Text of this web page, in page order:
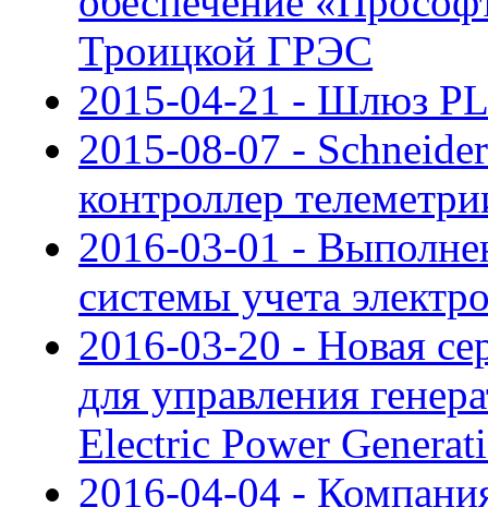
Троицкой ГРЭС
2015-04-21 - Шлюз
2015-08-07 -
контроллер
2016-03-01 -
системы учета
2016-03-20 - Новая
для управления
Electric Power
2016-04-04 -